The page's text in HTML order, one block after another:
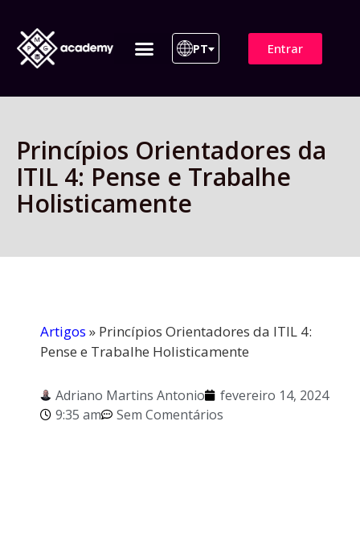
PT Entrar
Princípios Orientadores da
ITIL 4: Pense e Trabalhe
Holisticamente
Artigos » Princípios Orientadores da ITIL 4:
Pense e Trabalhe Holisticamente
Adriano Martins Antonio
fevereiro 14, 2024
9:35 am
Sem Comentários